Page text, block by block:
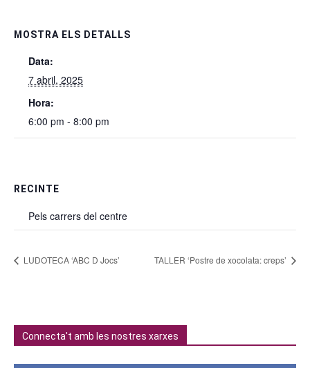
MOSTRA ELS DETALLS
Data:
7 abril, 2025
Hora:
6:00 pm - 8:00 pm
RECINTE
Pels carrers del centre
LUDOTECA ‘ABC D Jocs’ TALLER ‘Postre de xocolata: creps’
Connecta't amb les nostres xarxes